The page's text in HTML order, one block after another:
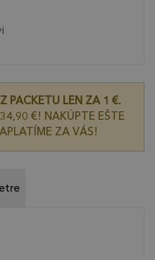
PACKETU LEN ZA 1 €.
€! NAKÚPTE EŠTE
ZA VÁS!